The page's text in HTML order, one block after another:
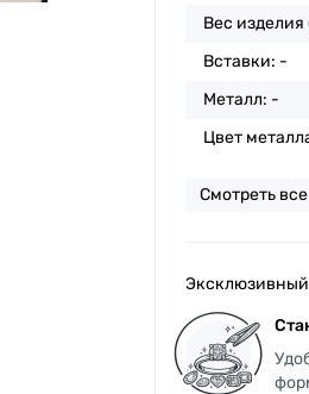
Вес изделия
Вставки: -
Металл: -
Цвет
Смотреть все
Эксклюзивный